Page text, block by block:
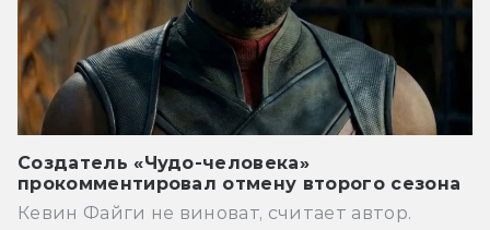
Создатель «Чудо-человека»
прокомментировал отмену второго сезона
Кевин Файги не виноват, считает автор.